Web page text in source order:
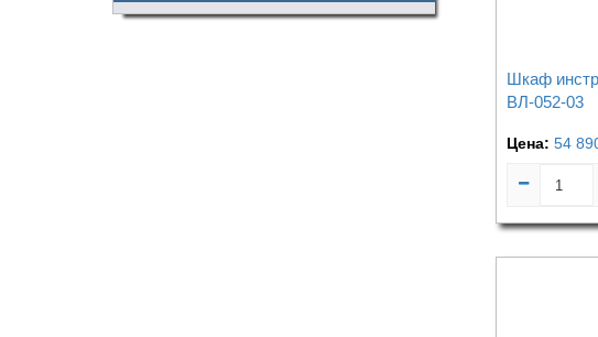
Шкаф
ВЛ-052-03
Цена: 54